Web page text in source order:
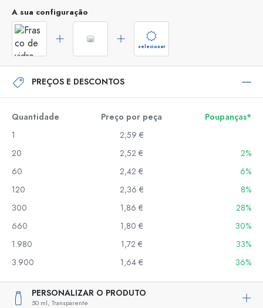
A sua configuração
selecionar
PREÇOS E DESCONTOS
Quantidade Preço por peça
Poupanças*
1
2,59 €
20
2,52 €
2%
60
2,42 €
6%
120
2,36 €
8%
300
1,86 €
28%
660
1,80 €
30%
1.980
1,72 €
33%
3.900
1,64 € 36%
PERSONALIZAR O PRODUTO
50 ml, Transparente